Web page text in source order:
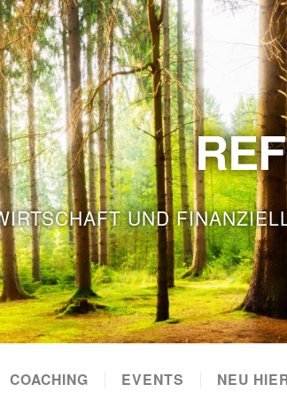
UND
COACHING EVENTS NEU